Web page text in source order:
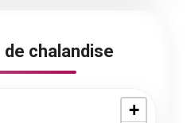
chalandise
+